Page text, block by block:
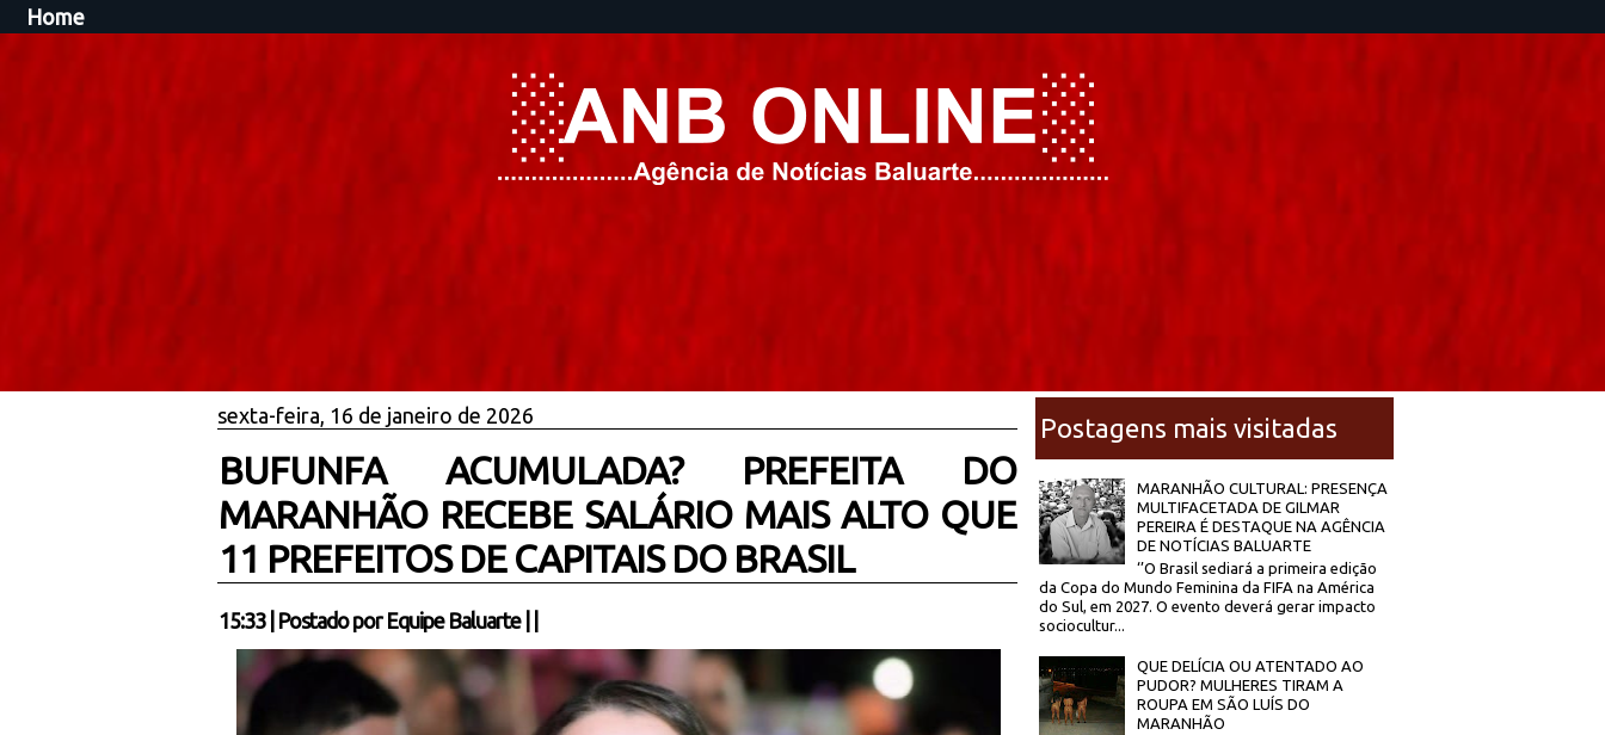
Home
sexta-feira, 16 de janeiro de 2026
BUFUNFA ACUMULADA? PREFEITA DO
MARANHÃO RECEBE SALÁRIO MAIS ALTO QUE
11 PREFEITOS DE CAPITAIS DO BRASIL
15:33| Postado por Equipe Baluarte
Postagens mais visitadas
MARANHÃO CULTURAL: PRESENÇA
MULTIFACETADA DE GILMAR
PEREIRA É DESTAQUE NA AGÊNCIA
DE NOTÍCIAS BALUARTE
‘’O Brasil sediará a primeira edição
da Copa do Mundo Feminina da FIFA na América
do Sul, em 2027. O evento deverá gerar impacto
sociocultur...
QUE DELÍCIA OU ATENTADO AO
PUDOR? MULHERES TIRAM A
ROUPA EM SÃO LUÍS DO
MARANHÃO